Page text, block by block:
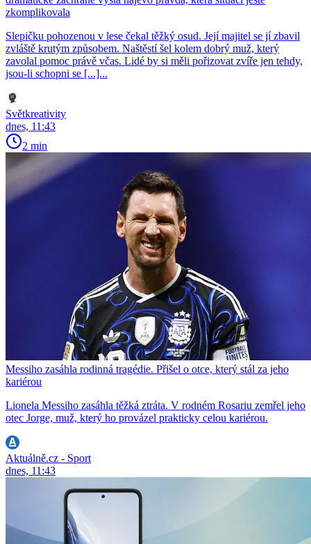
zkomplikovala
Slepičku pohozenou v lese čekal těžký osud. Její majitel se jí zbavil
zvláště krutým způsobem. Naštěstí šel kolem dobrý muž, který
zavolal pomoc právě včas. Lidé by si měli pořizovat zvíře jen tehdy,
jsou-li schopni se [...]...
Světkreativity
dnes, 11:43
2 min
Messiho zasáhla rodinná tragédie. Přišel o otce, který stál za jeho
kariérou
Lionela Messiho zasáhla těžká ztráta. V rodném Rosariu zemřel jeho
otec Jorge, muž, který ho provázel prakticky celou kariérou.
Aktuálně.cz - Sport
dnes, 11:43